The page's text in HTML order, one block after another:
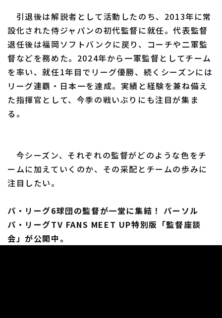
引退後は解説者として活動したのち、2013年に常
設化された侍ジャパンの初代監督に就任。代表監督
退任後は福岡ソフトバンクに戻り、コーチや二軍監
督などを務めた。2024年から一軍監督としてチーム
を率い、就任1年目でリーグ優勝、続くシーズンには
リーグ連覇・日本一を達成。実績と経験を兼ね備え
た指揮官として、今季の戦いぶりにも注目が集ま
る。
今シーズン、それぞれの監督がどのような色をチ
ームに加えていくのか、その采配とチームの歩みに
注目したい。
パ・リーグ6球団の監督が一堂に集結！ パーソル
パ・リーグTV FANS MEET UP特別版「監督座談
会」が公開中。